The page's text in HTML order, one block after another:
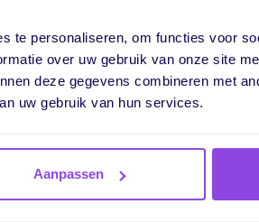
te personaliseren, om functies voor
over uw gebruik van onze site
deze gegevens combineren met
uw gebruik van hun services.
Aanpassen